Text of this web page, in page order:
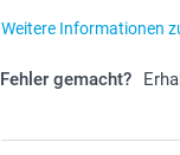
Weitere Informationen
Fehler gemacht?